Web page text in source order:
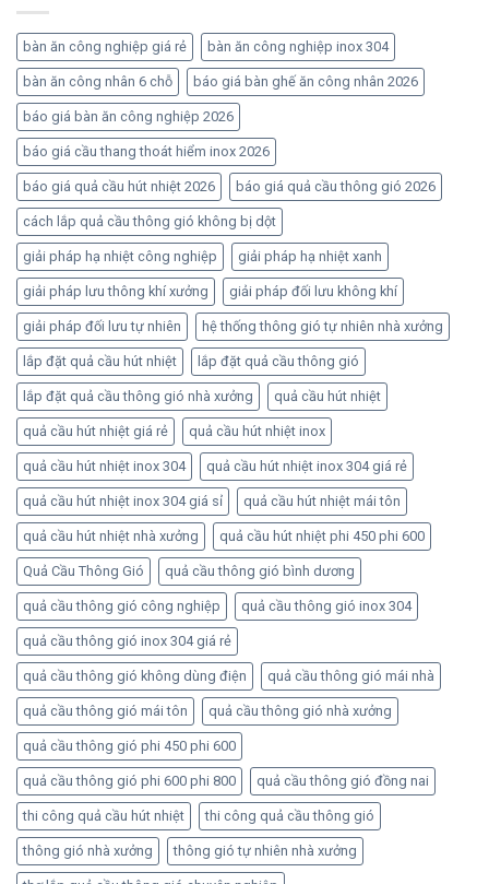
bàn ăn công nghiệp giá rẻ bàn ăn công nghiệp inox 304
bàn ăn công nhân 6 chỗ báo giá bàn ghế ăn công nhân 2026
báo giá bàn ăn công nghiệp 2026
báo giá cầu thang thoát hiểm inox 2026
báo giá quả cầu hút nhiệt 2026 báo giá quả cầu thông gió 2026
cách lắp quả cầu thông gió không bị dột
giải pháp hạ nhiệt công nghiệp giải pháp hạ nhiệt xanh
giải pháp lưu thông khí xưởng giải pháp đối lưu không khí
giải pháp đối lưu tự nhiên hệ thống thông gió tự nhiên nhà xưởng
lắp đặt quả cầu hút nhiệt lắp đặt quả cầu thông gió
lắp đặt quả cầu thông gió nhà xưởng quả cầu hút nhiệt
quả cầu hút nhiệt giá rẻ quả cầu hút nhiệt inox
quả cầu hút nhiệt inox 304 quả cầu hút nhiệt inox 304 giá rẻ
quả cầu hút nhiệt inox 304 giá sỉ quả cầu hút nhiệt mái tôn
quả cầu hút nhiệt nhà xưởng quả cầu hút nhiệt phi 450 phi 600
Quả Cầu Thông Gió quả cầu thông gió bình dương
quả cầu thông gió công nghiệp quả cầu thông gió inox 304
quả cầu thông gió inox 304 giá rẻ
quả cầu thông gió không dùng điện quả cầu thông gió mái nhà
quả cầu thông gió mái tôn quả cầu thông gió nhà xưởng
quả cầu thông gió phi 450 phi 600
quả cầu thông gió phi 600 phi 800 quả cầu thông gió đồng nai
thi công quả cầu hút nhiệt thi công quả cầu thông gió
thông gió nhà xưởng thông gió tự nhiên nhà xưởng